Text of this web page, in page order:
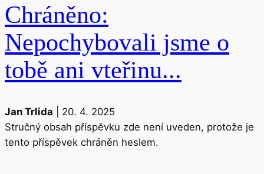
Chráněno:
Nepochybovali jsme o
tobě ani vteřinu...
Jan Trlida
20. 4. 2025
Stručný obsah příspěvku zde není uveden, protože je
tento příspěvek chráněn heslem.